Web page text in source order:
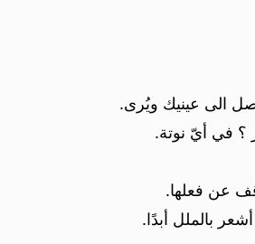
الى عينيك ويُرى.
؟ في أيّ نوتة.
عن فعلها.
بالملل أبدًا.